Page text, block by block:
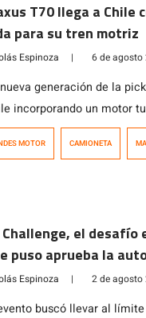
T70 llega a Chile
para su tren motriz
Espinoza | 6 de agosto
generación de la
incorporando un motor
HP, capacidad de carga
MOTOR CAMIONETA
Challenge, el desafío
puso aprueba la
EM-i
Espinoza | 2 de agosto
buscó llevar al